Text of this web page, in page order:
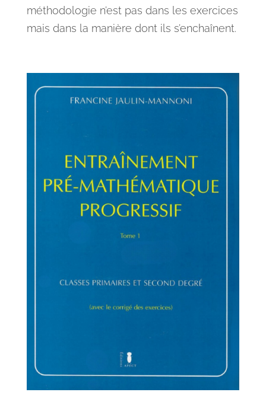
méthodologie n’est pas dans les exercices
mais dans la manière dont ils s’enchaînent.